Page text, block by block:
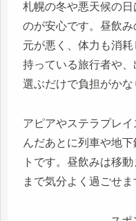
札幌の冬や悪天候の
のが安心です。昼飲
元が悪く、体力も消
持っている旅行者や
選ぶだけで負担がかな
アピアやステラプレ
んだあとに列車や地
トです。昼飲みは移
まで気分よく過ごせま